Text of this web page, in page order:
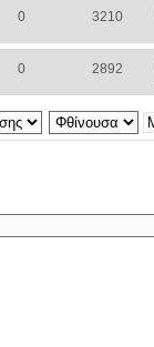
0 3210
0 2892